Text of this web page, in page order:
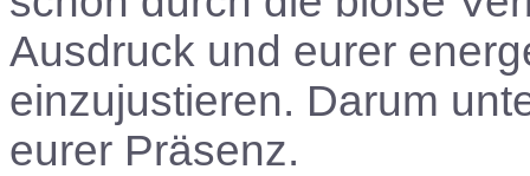
Ausdruck und eurer
einzujustieren. Darum
eurer Präsenz.